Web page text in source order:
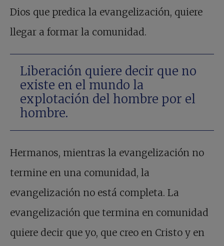
Dios que predica la evangelización, quiere
llegar a formar la comunidad.
Liberación quiere decir que no
existe en el mundo la
explotación del hombre por el
hombre.
Hermanos, mientras la evangelización no
termine en una comunidad, la
evangelización no está completa. La
evangelización que termina en comunidad
quiere decir que yo, que creo en Cristo y en